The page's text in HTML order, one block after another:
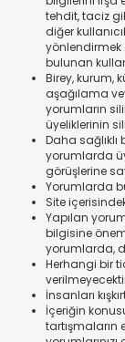
tehdit, taciz
diğer
yönlendirmek
bulunan
Birey, kurum,
aşağılama
yorumların
üyeliklerinin
Daha sağlıklı
yorumlarda
görüşlerine
Yorumlarda
Site
Yapılan
bilgisine
yorumlarda,
Herhangi bir
İnsanları
İçeriğin
tartışmaların